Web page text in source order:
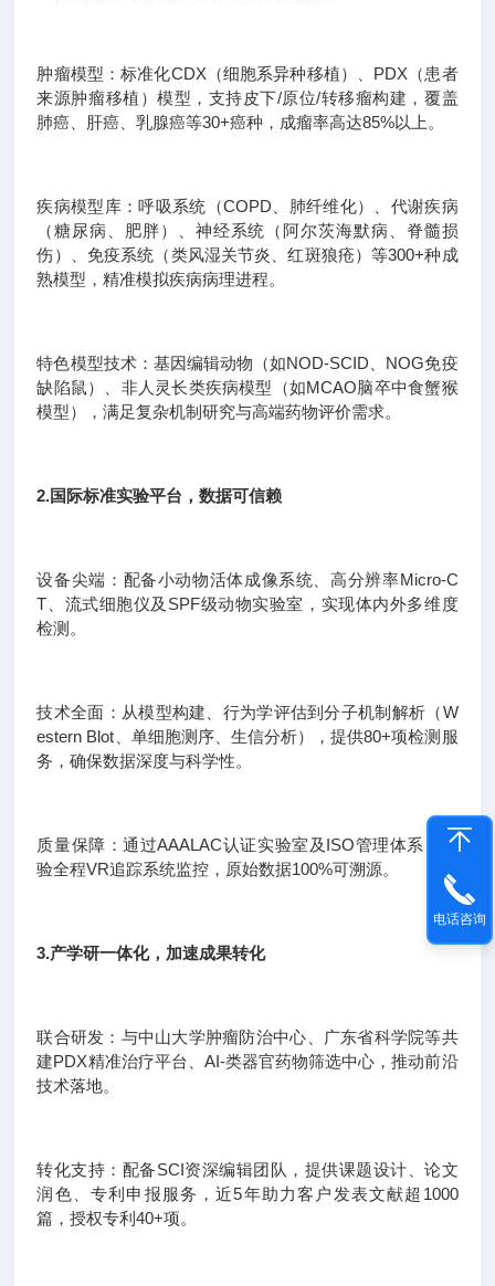
肿瘤模型：标准化CDX（细胞系异种移植）、PDX（患者
来源肿瘤移植）模型，支持皮下/原位/转移瘤构建，覆盖
肺癌、肝癌、乳腺癌等30+癌种，成瘤率高达85%以上。
疾病模型库：呼吸系统（COPD、肺纤维化）、代谢疾病
（糖尿病、肥胖）、神经系统（阿尔茨海默病、脊髓损
伤）、免疫系统（类风湿关节炎、红斑狼疮）等300+种成
熟模型，精准模拟疾病病理进程。
特色模型技术：基因编辑动物（如NOD-SCID、NOG免疫
缺陷鼠）、非人灵长类疾病模型（如MCAO脑卒中食蟹猴
模型），满足复杂机制研究与高端药物评价需求。
2.国际标准实验平台，数据可信赖
设备尖端：配备小动物活体成像系统、高分辨率Micro-C
T、流式细胞仪及SPF级动物实验室，实现体内外多维度
检测。
技术全面：从模型构建、行为学评估到分子机制解析（W
estern Blot、单细胞测序、生信分析），提供80+项检测服
务，确保数据深度与科学性。
质量保障：通过AAALAC认证实验室及ISO管理体系，实
验全程VR追踪系统监控，原始数据100%可溯源。
3.产学研一体化，加速成果转化
联合研发：与中山大学肿瘤防治中心、广东省科学院等共
建PDX精准治疗平台、AI-类器官药物筛选中心，推动前沿
技术落地。
转化支持：配备SCI资深编辑团队，提供课题设计、论文
润色、专利申报服务，近5年助力客户发表文献超1000
篇，授权专利40+项。
电话咨询